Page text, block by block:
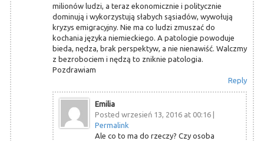
milionów ludzi, a teraz ekonomicznie i politycznie
dominują i wykorzystują słabych sąsiadów, wywołują
kryzys emigracyjny. Nie ma co ludzi zmuszać do
kochania języka niemieckiego. A patologie powoduje
bieda, nędza, brak perspektyw, a nie nienawiść. Walczmy
z bezrobociem i nędzą to zniknie patologia.
Pozdrawiam
Reply
Emilia
Posted wrzesień 13, 2016 at 00:16|
Permalink
Ale co to ma do rzeczy? Czy osoba